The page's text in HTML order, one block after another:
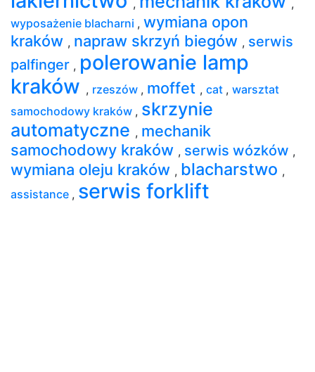
,
,
wyposażenie blacharni , wymiana opon
kraków , napraw skrzyń biegów , serwis
palfinger , polerowanie lamp
kraków , rzeszów , moffet , cat , warsztat
samochodowy kraków , skrzynie
automatyczne , mechanik
samochodowy kraków , serwis wózków ,
wymiana oleju kraków , blacharstwo ,
assistance , serwis forklift